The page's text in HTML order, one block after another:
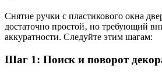
Снятие ручки с пластикового окна
достаточно простой‚ но требующий
аккуратности. Следуйте этим шагам:
Шаг 1: Поиск и поворот